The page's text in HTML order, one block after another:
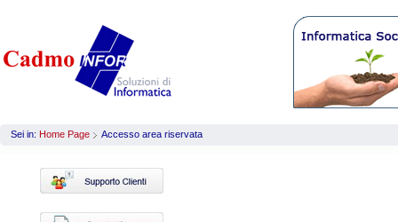
Sei in: Home Page Accesso area riservata